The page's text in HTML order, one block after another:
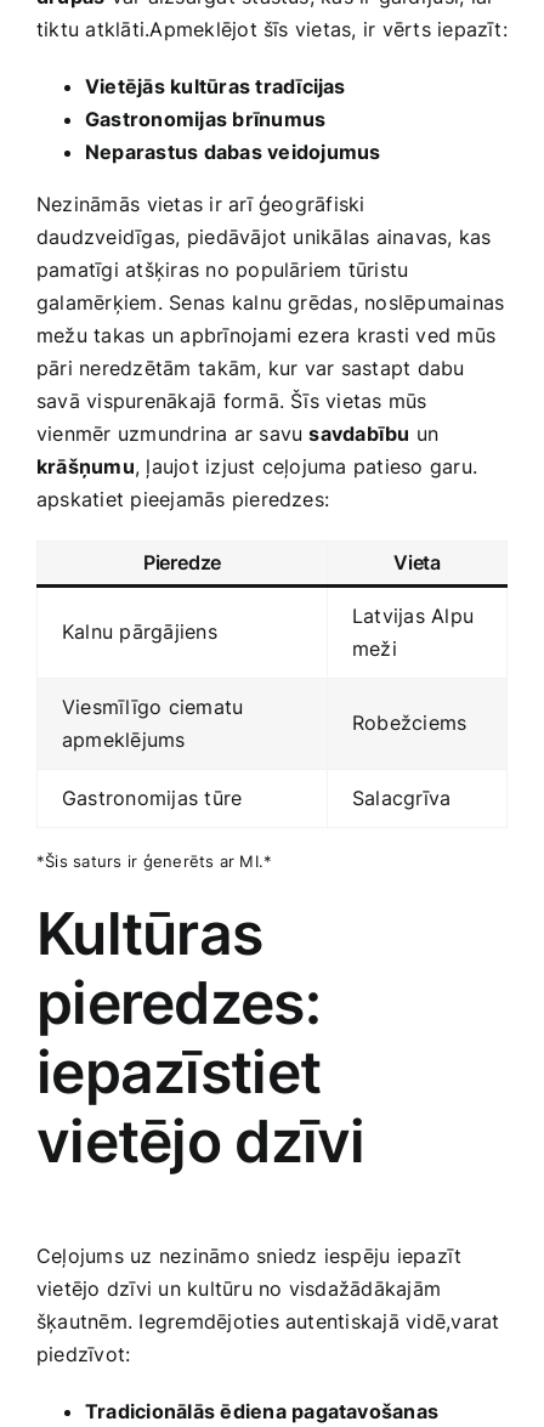
tiktu ‌atklāti.Apmeklējot šīs vietas, ir vērts iepazīt:
Vietējās kultūras tradīcijas
Gastronomijas brīnumus
Neparastus dabas veidojumus
Nezināmās⁣ vietas ir​ arī ģeogrāfiski
daudzveidīgas, ⁣piedāvājot unikālas ainavas, kas​
pamatīgi atšķiras no populāriem tūristu
galamērķiem. Senas ⁢kalnu grēdas, noslēpumainas​
mežu‍ takas un apbrīnojami ezera krasti ved mūs
pāri neredzētām⁣ takām, kur var sastapt dabu
savā vispurenākajā formā. Šīs vietas mūs
vienmēr uzmundrina ar savusavdabību un
krāšņumu, ļaujot izjust ceļojuma patieso garu.‌
apskatiet pieejamās pieredzes:
Pieredze Vieta
Kalnu pārgājiens
Latvijas Alpu
meži
Viesmīlīgo​ ciematu
apmeklējums
Robežciems
Gastronomijas tūre Salacgrīva
*Šis saturs ‌ir​ ģenerēts ar MI.*
Kultūras
pieredzes:
iepazīstiet
vietējo dzīvi
Ceļojums uz ‍nezināmo sniedz iespēju iepazīt
vietējo dzīvi un kultūru no visdažādākajām
šķautnēm. Iegremdējoties autentiskajā vidē,varat
piedzīvot:
Tradicionālās ēdiena pagatavošanas